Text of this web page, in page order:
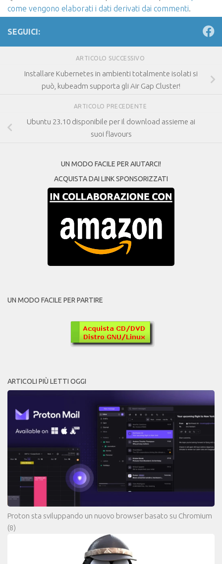
come vengono elaborati i dati derivati dai commenti.
SEGUICI:
ARTICOLO SUCCESSIVO
Installare Kubernetes in ambienti totalmente isolati si
può, kubeadm supporta gli Air Gap Cluster!
ARTICOLO PRECEDENTE
Ubuntu 23.10 disponibile per il download assieme ai
suoi flavours
UN MODO FACILE PER AIUTARCI!
ACQUISTA DAI LINK SPONSORIZZATI
UN MODO FACILE PER PARTIRE
ARTICOLI PIÙ LETTI OGGI
Proton sta sviluppando un nuovo browser basato su Chromium
(8)